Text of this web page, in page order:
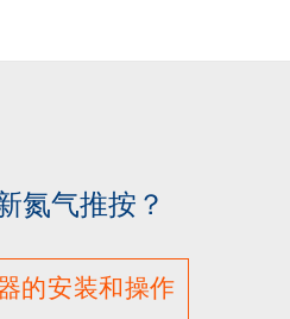
氮气推按？
的安装和操作